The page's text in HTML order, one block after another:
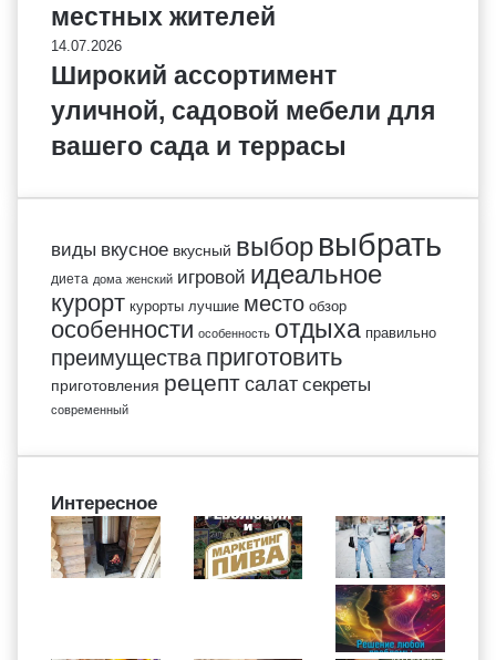
местных жителей
14.07.2026
Широкий ассортимент
уличной, садовой мебели для
вашего сада и террасы
виды вкусное вкусный выбор выбрать
диета дома женский игровой идеальное
курорт курорты лучшие место обзор
особенности особенность отдыха правильно
преимущества приготовить
приготовления рецепт салат секреты
современный
Интересное